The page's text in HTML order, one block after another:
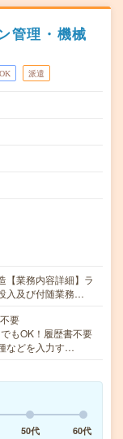
管理・機械
派遣
【業務内容詳細】ラ
入及び付随業務…
要
もOK！履歴書不要
などを入力す…
50代 60代